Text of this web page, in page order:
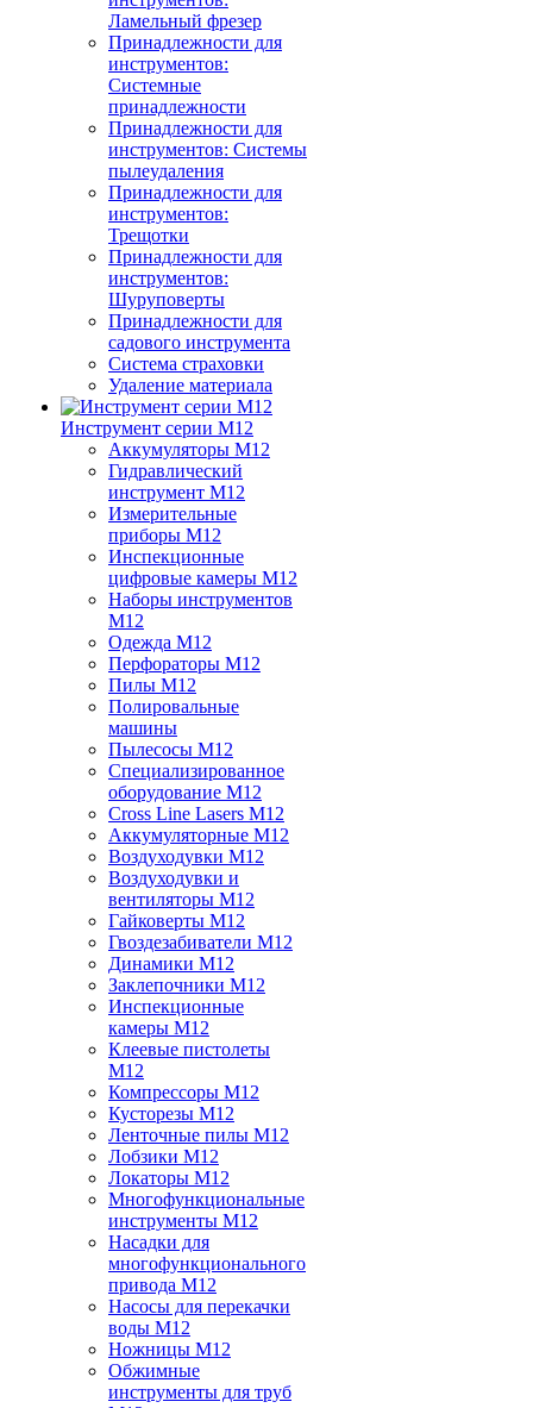
Ламельный фрезер
Принадлежности для
инструментов:
Системные
принадлежности
Принадлежности для
инструментов: Системы
пылеудаления
Принадлежности для
инструментов:
Трещотки
Принадлежности для
инструментов:
Шуруповерты
Принадлежности для
садового инструмента
Система страховки
Удаление материала
Инструмент серии M12
Аккумуляторы M12
Гидравлический
инструмент M12
Измерительные
приборы M12
Инспекционные
цифровые камеры M12
Наборы инструментов
M12
Одежда M12
Перфораторы M12
Пилы M12
Полировальные
машины
Пылесосы M12
Специализированное
оборудование M12
Cross Line Lasers M12
Аккумуляторные M12
Воздуходувки M12
Воздуходувки и
вентиляторы M12
Гайковерты M12
Гвоздезабиватели M12
Динамики M12
Заклепочники M12
Инспекционные
камеры M12
Клеевые пистолеты
M12
Компрессоры M12
Кусторезы M12
Ленточные пилы M12
Лобзики M12
Локаторы M12
Многофункциональные
инструменты M12
Насадки для
многофункционального
привода M12
Насосы для перекачки
воды M12
Ножницы M12
Обжимные
инструменты для труб